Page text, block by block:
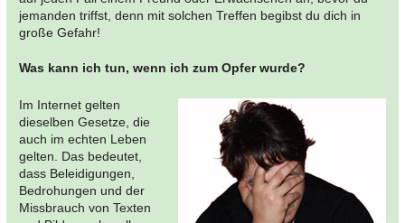
jemanden triffst, denn mit solchen Treffen begibst du dich in
große Gefahr!
Was kann ich tun, wenn ich zum Opfer wurde?
Im Internet gelten
dieselben Gesetze, die
auch im echten Leben
gelten. Das bedeutet,
dass Beleidigungen,
Bedrohungen und der
Missbrauch von Texten